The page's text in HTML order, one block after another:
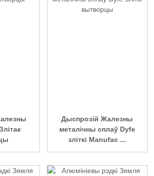
Дыспрозій Жалезны
металічны сплаў Dyfe
зліткі Manufac ...